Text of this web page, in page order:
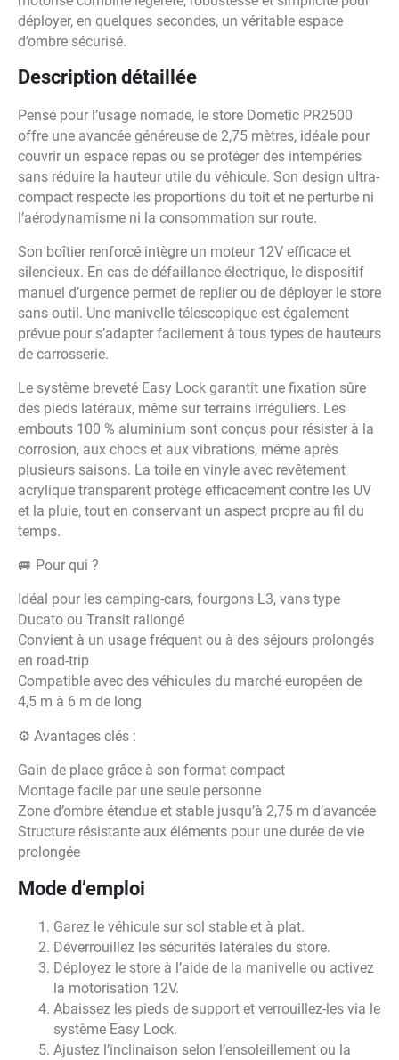
déployer, en quelques secondes, un véritable espace
d’ombre sécurisé.
Description détaillée
Pensé pour l’usage nomade, le store Dometic PR2500
offre une avancée généreuse de 2,75 mètres, idéale pour
couvrir un espace repas ou se protéger des intempéries
sans réduire la hauteur utile du véhicule. Son design ultra-
compact respecte les proportions du toit et ne perturbe ni
l’aérodynamisme ni la consommation sur route.
Son boîtier renforcé intègre un moteur 12V efficace et
silencieux. En cas de défaillance électrique, le dispositif
manuel d’urgence permet de replier ou de déployer le store
sans outil. Une manivelle télescopique est également
prévue pour s’adapter facilement à tous types de hauteurs
de carrosserie.
Le système breveté Easy Lock garantit une fixation sûre
des pieds latéraux, même sur terrains irréguliers. Les
embouts 100 % aluminium sont conçus pour résister à la
corrosion, aux chocs et aux vibrations, même après
plusieurs saisons. La toile en vinyle avec revêtement
acrylique transparent protège efficacement contre les UV
et la pluie, tout en conservant un aspect propre au fil du
temps.
🚐 Pour qui ?
Idéal pour les camping-cars, fourgons L3, vans type
Ducato ou Transit rallongé
Convient à un usage fréquent ou à des séjours prolongés
en road-trip
Compatible avec des véhicules du marché européen de
4,5 m à 6 m de long
⚙️ Avantages clés :
Gain de place grâce à son format compact
Montage facile par une seule personne
Zone d’ombre étendue et stable jusqu’à 2,75 m d’avancée
Structure résistante aux éléments pour une durée de vie
prolongée
Mode d’emploi
Garez le véhicule sur sol stable et à plat.
Déverrouillez les sécurités latérales du store.
Déployez le store à l’aide de la manivelle ou activez
la motorisation 12V.
Abaissez les pieds de support et verrouillez-les via le
système Easy Lock.
Ajustez l’inclinaison selon l’ensoleillement ou la